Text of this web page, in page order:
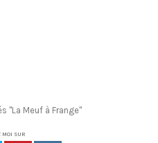
"La Meuf à Frange"
MOI SUR